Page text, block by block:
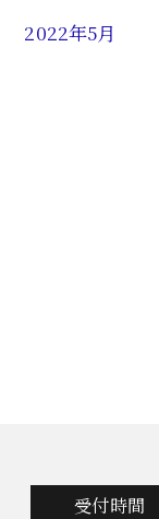
2022年5月
受付時間